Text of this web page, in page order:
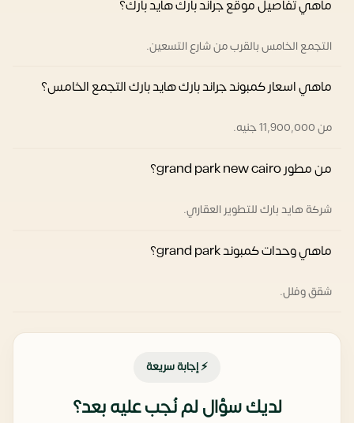
ماهي تفاصيل موقع جراند بارك هايد بارك؟
التجمع الخامس بالقرب من شارع التسعين.
ماهي اسعار كمبوند جراند بارك هايد بارك التجمع الخامس؟
من 11,900,000 جنيه.
من مطور grand park new cairo؟
شركة هايد بارك للتطوير العقاري.
ماهي وحدات كمبوند grand park؟
شقق وفلل.
⚡ إجابة سريعة
لديك سؤال لم نُجب عليه بعد؟